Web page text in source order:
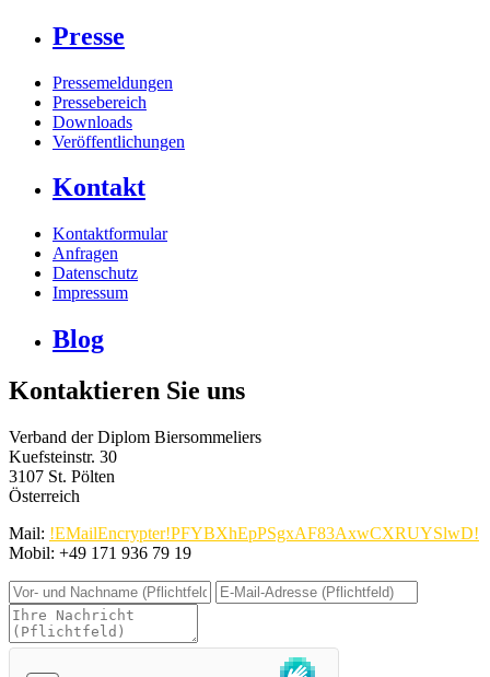
Presse
Pressemeldungen
Pressebereich
Downloads
Veröffentlichungen
Kontakt
Kontaktformular
Anfragen
Datenschutz
Impressum
Blog
Kontaktieren Sie uns
Verband der Diplom Biersommeliers
Kuefsteinstr. 30
3107 St. Pölten
Österreich
Mail: !EMailEncrypter!PFYBXhEpPSgxAF83AxwCXRUYSlwD!
Mobil: +49 171 936 79 19